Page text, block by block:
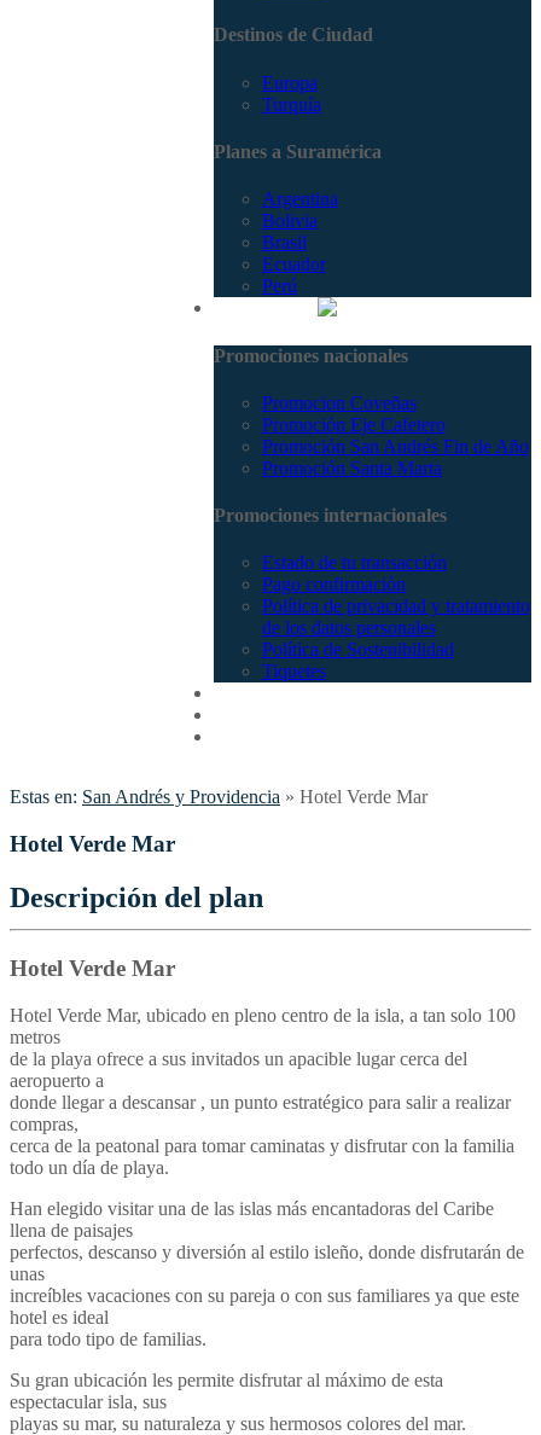
Destinos de Ciudad
Europa
Turquía
Planes a Suramérica
Argentina
Bolivia
Brasil
Ecuador
Perú
Promociones nacionales
Promocion Coveñas
Promoción Eje Cafetero
Promoción San Andrés Fin de Año
Promoción Santa Marta
Promociones internacionales
Estado de tu transacción
Pago confirmación
Política de privacidad y tratamiento
de los datos personales
Política de Sostenibilidad
Tiquetes
Estas en: San Andrés y Providencia » Hotel Verde Mar
Hotel Verde Mar
Descripción del plan
Hotel Verde Mar
Hotel Verde Mar, ubicado en pleno centro de la isla, a tan solo 100
metros
de la playa ofrece a sus invitados un apacible lugar cerca del
aeropuerto a
donde llegar a descansar , un punto estratégico para salir a realizar
compras,
cerca de la peatonal para tomar caminatas y disfrutar con la familia
todo un día de playa.
Han elegido visitar una de las islas más encantadoras del Caribe
llena de paisajes
perfectos, descanso y diversión al estilo isleño, donde disfrutarán de
unas
increíbles vacaciones con su pareja o con sus familiares ya que este
hotel es ideal
para todo tipo de familias.
Su gran ubicación les permite disfrutar al máximo de esta
espectacular isla, sus
playas su mar, su naturaleza y sus hermosos colores del mar.